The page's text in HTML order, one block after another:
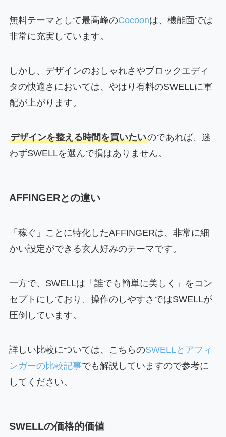
無料テーマとして最高峰のCocoonは、機能面では
非常に充実しています。
しかし、デザインのおしゃれさやブロックエディ
タの快適さにおいては、やはり有料のSWELLに軍
配が上がります。
デザインを整える時間を買いたいのであれば、迷
わずSWELLを選んで損はありません。
AFFINGERとの違い
「稼ぐ」ことに特化したAFFINGERは、非常に細
かい設定ができる玄人好みのテーマです。
一方で、SWELLは「誰でも簡単に美しく」をコン
セプトにしており、操作のしやすさではSWELLが
圧倒しています。
詳しい比較については、こちらのSWELLとアフィ
ンガーの比較記事でも解説していますので参考に
してください。
SWELLの価格的価値